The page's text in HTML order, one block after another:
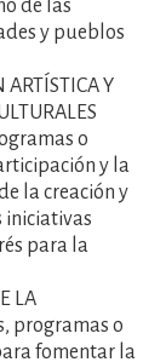
de las
y pueblos
ARTÍSTICA Y
o
y la
la creación y
iniciativas
para la
LA
programas o
fomentar la